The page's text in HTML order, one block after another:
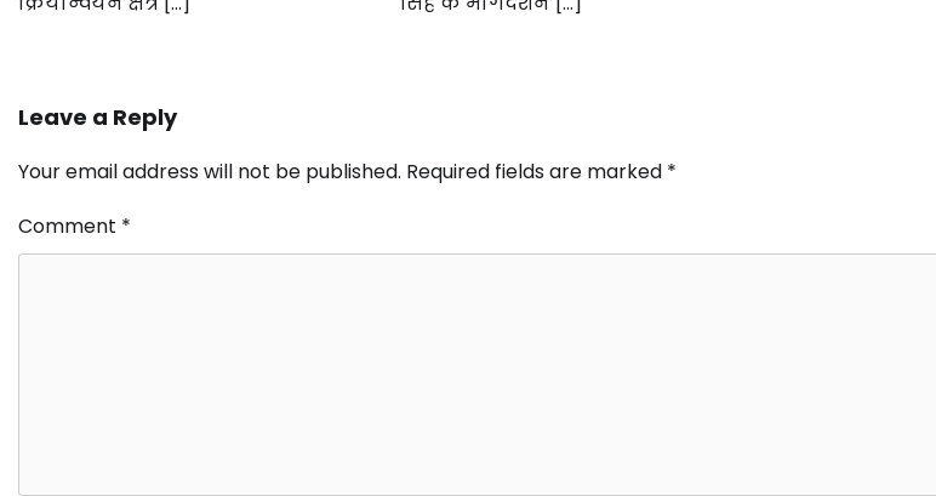
Leave a Reply
Your email address will not be published. Required fields are marked *
Comment *